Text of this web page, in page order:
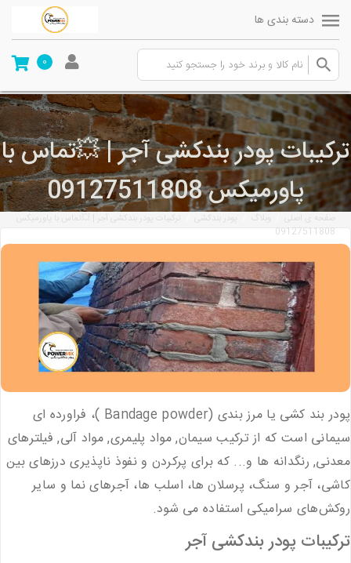
دسته بندی ها
0
ترکیبات پودر بندکشی آجر | 💥تماس با
پاورمیکس 09127511808
صفحه ی اصلی وبلاگ پودر بندکشی
ترکیبات پودر بندکشی آجر | 💥تماس با پاورمیکس
09127511808
پودر بند کشی یا مرز بندی (Bandage powder )، فراورده ای
سیمانی است که از ترکیب سیمان, مواد پلیمری, مواد آلی, فیلترهای
معدنی, رنگدانه ها و... که برای پرکردن و نفوذ ناپذیری درزهای بین
کاشی، آجر و سنگ، پرسلان ها، اسلب ها، آجرهای نما و سایر
روکش‌های سرامیکی استفاده می شود.
ترکیبات پودر بندکشی آجر